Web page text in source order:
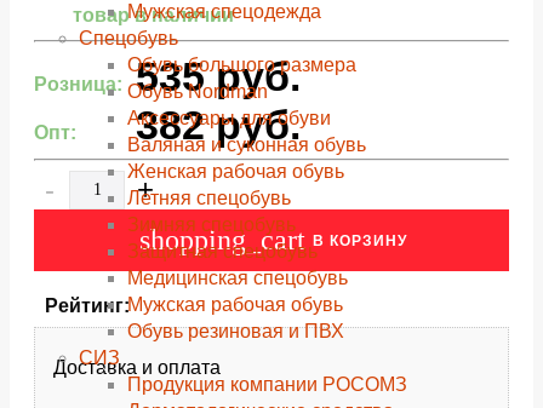
Мужская спецодежда
Спецобувь
Обувь большого размера
Обувь Nordman
Аксессуары для обуви
Валяная и суконная обувь
Женская рабочая обувь
Летняя спецобувь
Зимняя спецобувь
Защитная спецобувь
Медицинская спецобувь
Мужская рабочая обувь
Обувь резиновая и ПВХ
СИЗ
Продукция компании РОСОМЗ
товар в наличии
Розница: 535руб.
Опт: 382руб.
- +
shopping_cart В КОРЗИНУ
Рейтинг:
Доставка и оплата